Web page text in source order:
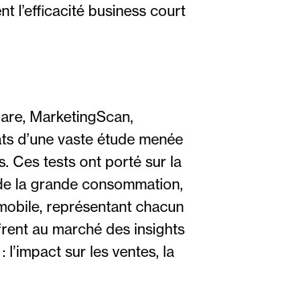
l’efficacité business court
MarketingScan,
d’une vaste étude menée
Ces tests ont porté sur la
la grande consommation,
représentant chacun
au marché des insights
sur les ventes, la